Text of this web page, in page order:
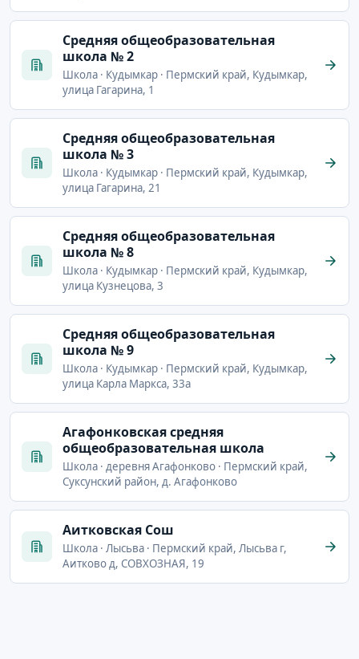
Cредняя общеобразовательная
школа № 2
Школа · Кудымкар · Пермский край, Кудымкар,
улица Гагарина, 1
Cредняя общеобразовательная
школа № 3
Школа · Кудымкар · Пермский край, Кудымкар,
улица Гагарина, 21
Cредняя общеобразовательная
школа № 8
Школа · Кудымкар · Пермский край, Кудымкар,
улица Кузнецова, 3
Cредняя общеобразовательная
школа № 9
Школа · Кудымкар · Пермский край, Кудымкар,
улица Карла Маркса, 33а
Агафонковская средняя
общеобразовательная школа
Школа · деревня Агафонково · Пермский край,
Суксунский район, д. Агафонково
Аитковская Сош
Школа · Лысьва · Пермский край, Лысьва г,
Аитково д, СОВХОЗНАЯ, 19